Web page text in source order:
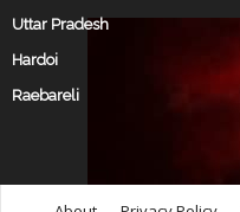
Uttar Pradesh
Hardoi
Raebareli